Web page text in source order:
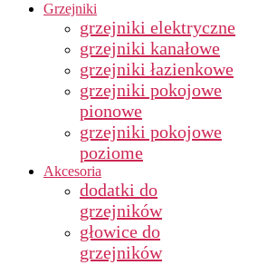
Grzejniki
grzejniki elektryczne
grzejniki kanałowe
grzejniki łazienkowe
grzejniki pokojowe
pionowe
grzejniki pokojowe
poziome
Akcesoria
dodatki do
grzejników
głowice do
grzejników